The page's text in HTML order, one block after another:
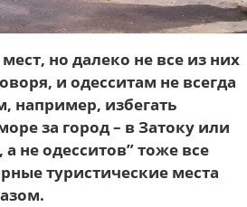
но далеко не все из них
и одесситам не всегда
например, избегать
за город – в Затоку или
не одесситов” тоже все
туристические места